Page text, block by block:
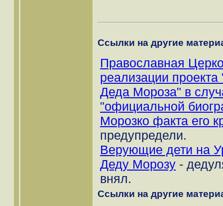
Ссылки на другие
Православная
реализации
Деда Мороза" в
"официальной
Морозко факта его
предупредели.
Верующие дети на
Деду Морозу -
внял.
Ссылки на другие